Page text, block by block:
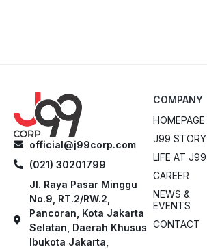
official@j99corp.com
(021) 30201799
Jl. Raya Pasar Minggu
No.9, RT.2/RW.2,
Pancoran, Kota Jakarta
Selatan, Daerah Khusus
Ibukota Jakarta,
COMPANY
HOMEPAGE
J99 STORY
LIFE AT J99
CAREER
NEWS &
EVENTS
CONTACT